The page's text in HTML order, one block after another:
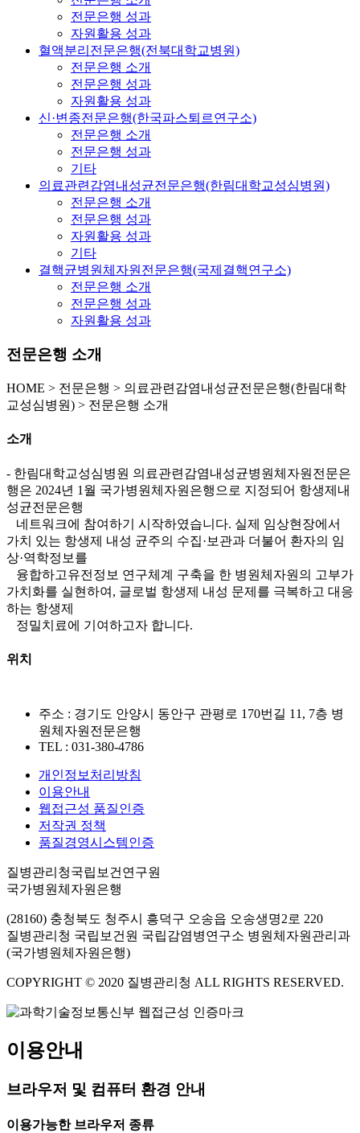
전문은행 성과
자원활용 성과
혈액분리전문은행(전북대학교병원)
전문은행 소개
전문은행 성과
자원활용 성과
신·변종전문은행(한국파스퇴르연구소)
전문은행 소개
전문은행 성과
기타
의료관련감염내성균전문은행(한림대학교성심병원)
전문은행 소개
전문은행 성과
자원활용 성과
기타
결핵균병원체자원전문은행(국제결핵연구소)
전문은행 소개
전문은행 성과
자원활용 성과
전문은행 소개
HOME > 전문은행 > 의료관련감염내성균전문은행(한림대학
교성심병원) > 전문은행 소개
소개
- 한림대학교성심병원 의료관련감염내성균병원체자원전문은
행은 2024년 1월 국가병원체자원은행으로 지정되어 항생제내
성균전문은행
네트워크에 참여하기 시작하였습니다. 실제 임상현장에서
가치 있는 항생제 내성 균주의 수집·보관과 더불어 환자의 임
상·역학정보를
융합하고유전정보 연구체계 구축을 한 병원체자원의 고부가
가치화를 실현하여, 글로벌 항생제 내성 문제를 극복하고 대응
하는 항생제
정밀치료에 기여하고자 합니다.
위치
주소 : 경기도 안양시 동안구 관평로 170번길 11, 7층 병
원체자원전문은행
TEL : 031-380-4786
개인정보처리방침
이용안내
웹접근성 품질인증
저작권 정책
품질경영시스템인증
질병관리청국립보건연구원
국가병원체자원은행
(28160) 충청북도 청주시 흥덕구 오송읍 오송생명2로 220
질병관리청 국립보건원 국립감염병연구소 병원체자원관리과
(국가병원체자원은행)
COPYRIGHT © 2020 질병관리청 ALL RIGHTS RESERVED.
이용안내
브라우저 및 컴퓨터 환경 안내
이용가능한 브라우저 종류